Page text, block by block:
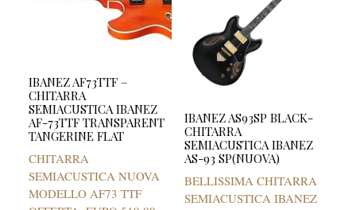
IBANEZ AF73TTF –
CHITARRA
SEMIACUSTICA IBANEZ
AF-73TTF TRANSPARENT
TANGERINE FLAT
CHITARRA
SEMIACUSTICA NUOVA
MODELLO AF73 TTF
IBANEZ AS93SP BLACK-
CHITARRA
SEMIACUSTICA IBANEZ
AS-93 SP(NUOVA)
BELLISSIMA CHITARRA
SEMIACUSTICA IBANEZ